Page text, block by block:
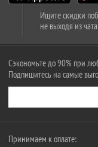
Ищите скидки
не выходя из
Сэкономьте до 90% при
Подпишитесь на самые
Принимаем к оплате: